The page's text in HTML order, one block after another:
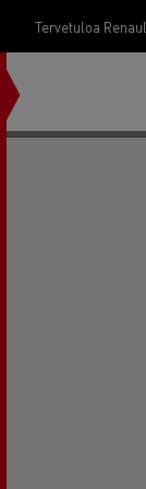
Tervetuloa